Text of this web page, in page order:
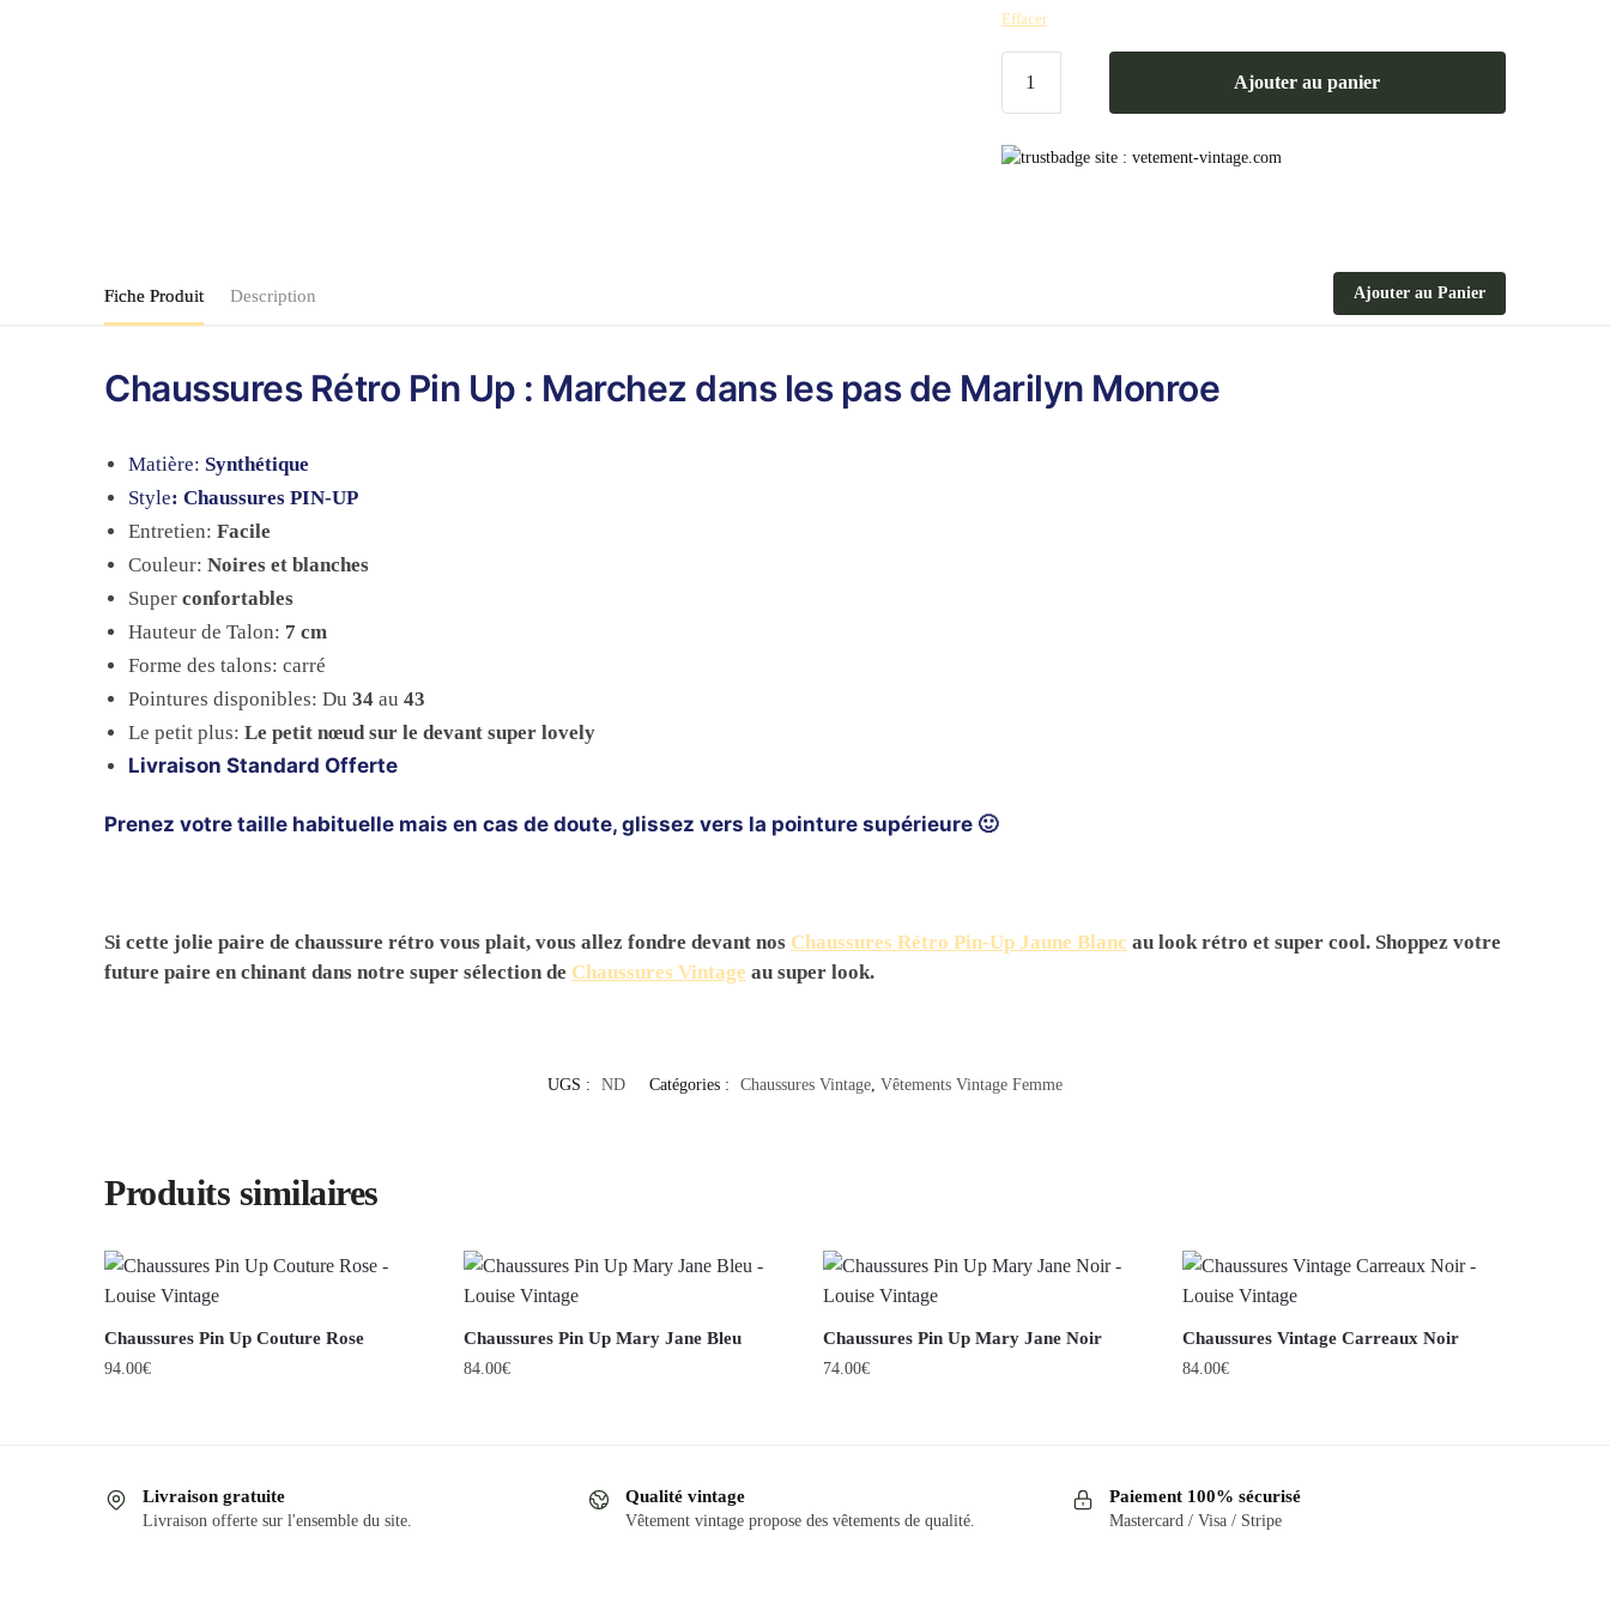
Effacer
Rétro
Ajouter au panier
Fiche Produit Description Ajouter au Panier
Chaussures Rétro Pin Up : Marchez dans les pas de Marilyn Monroe
Matière: Synthétique
Style: Chaussures PIN-UP
Entretien:Facile
Couleur: Noires et blanches
Superconfortables
Hauteur de Talon: 7 cm
Forme des talons: carré
Pointures disponibles: Du34au 43
Le petit plus: Le petit nœud sur le devant super lovely
Livraison Standard Offerte
Prenez votre taille habituelle mais en cas de doute, glissez vers la pointure supérieure 🙂
Si cette jolie paire de chaussure rétro vous plait, vous allez fondre devant nos Chaussures Rétro Pin-Up Jaune Blanc au look rétro et super cool. Shoppez votre
future paire en chinant dans notre super sélection de Chaussures Vintage au super look.
UGS : ND Catégories : Chaussures Vintage Vêtements Vintage Femme
Produits similaires
Chaussures Pin Up Couture Rose
94.00€
plusieurs
variations.
Chaussures Pin Up Mary Jane Bleu
84.00€
Chaussures Pin Up Mary Jane Noir
74.00€
variations.
Chaussures Vintage Carreaux Noir
84.00€
plusieurs
variations.
Livraison gratuite
Livraison offerte sur l'ensemble du site.
Qualité vintage
Vêtement vintage propose des vêtements de qualité.
Paiement 100% sécurisé
Mastercard / Visa / Stripe